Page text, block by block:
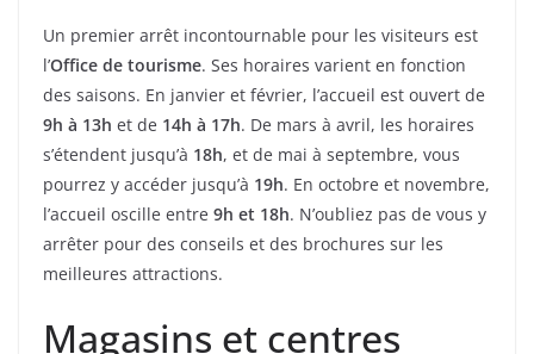
Un premier arrêt incontournable pour les visiteurs est
l’Office de tourisme. Ses horaires varient en fonction
des saisons. En janvier et février, l’accueil est ouvert de
9h à 13h et de 14h à 17h. De mars à avril, les horaires
s’étendent jusqu’à 18h, et de mai à septembre, vous
pourrez y accéder jusqu’à 19h. En octobre et novembre,
l’accueil oscille entre 9h et 18h. N’oubliez pas de vous y
arrêter pour des conseils et des brochures sur les
meilleures attractions.
Magasins et centres